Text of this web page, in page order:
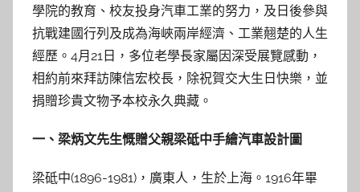
學院的教育、校友投身汽車工業的努力，及日後參與
抗戰建國行列及成為海峽兩岸經濟、工業翹楚的人生
經歷。4月21日，多位老學長家屬因深受展覽感動，
相約前來拜訪陳信宏校長，除祝賀交大生日快樂，並
捐贈珍貴文物予本校永久典藏。
一、梁炳文先生慨贈父親梁砥中手繪汽車設計圖
梁砥中(1896-1981)，廣東人，生於上海。1916年畢